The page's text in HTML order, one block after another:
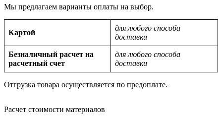
Мы предлагаем варианты оплаты на выбор.
Картой
для любого способа
доставки
Безналичный расчет на
расчетный счет
для любого способа
доставки
Отгрузка товара осуществляется по предоплате.
Расчет стоимости материалов